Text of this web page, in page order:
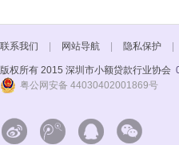
联系我们 网站导航 隐私保护
版权所有 2015 深圳市小额贷款行业协会
粤公网安备 44030402001869号
   